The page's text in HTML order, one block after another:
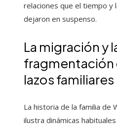
relaciones que el tiempo y
dejaron en suspenso.
La migración y
fragmentación
lazos familiares
La historia de la familia de
ilustra dinámicas